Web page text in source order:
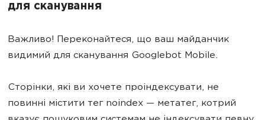
для сканування
Важливо! Переконайтеся, що ваш майданчик
видимий для сканування Googlebot Mobile.
Сторінки, які ви хочете проіндексувати, не
повинні містити тег noindex — метатег, котрий